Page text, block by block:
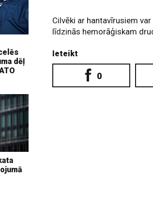
dēļ
Cilvēki ar hantavīrusiem
līdzinās hemorāģiskam
Ieteikt
0